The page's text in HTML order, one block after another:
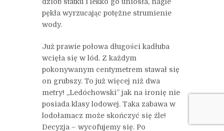
dziób statku i lekko go uniosła, nagle
pękła wyrzucając potężne strumienie
wody.
Już prawie połowa długości kadłuba
wcięła się w lód. Z każdym
pokonywanym centymetrem stawał się
on grubszy. To już więcej niż dwa
metry! „Ledóchowski” jak na ironię nie
posiada klasy lodowej. Taka zabawa w
lodołamacz może skończyć się źle!
Decyzja – wycofujemy się. Po